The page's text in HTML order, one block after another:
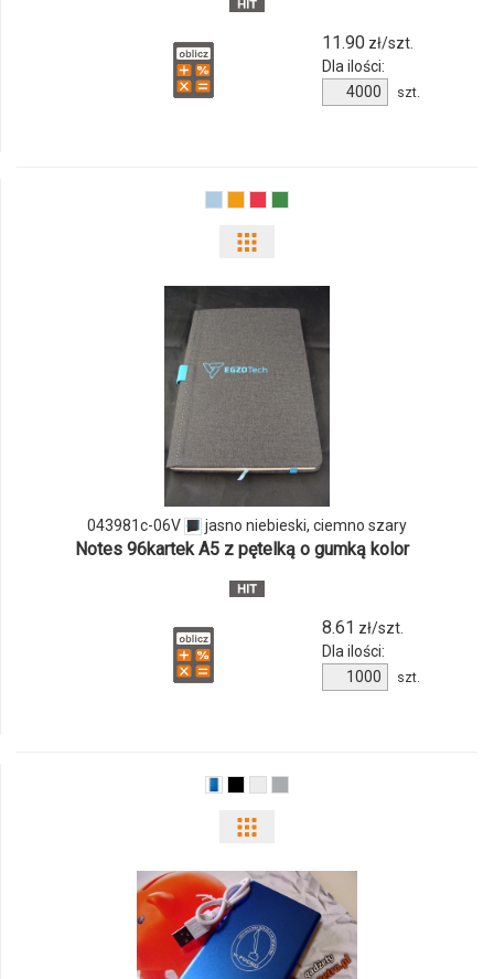
11.90zł/szt.
Dla ilości:
Ilość
produktu
szt.
odmiany
ilości
produktu
043981c-
06V
043981c-06V jasno niebieski, ciemno szary
Notes 96kartek A5 z pętelką o gumką kolor
8.61 zł/szt.
Dla ilości:
Ilość
produktu
szt.
odmiany
ilości